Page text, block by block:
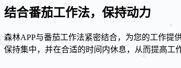
结合番茄工作法，保持动力
森林APP与番茄工作法紧密结合，为您的工作提
保持集中，并在合适的时间内休息，从而提高工